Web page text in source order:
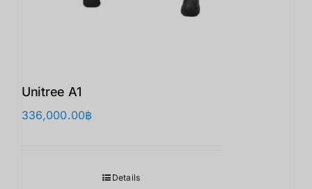
Unitree A1
336,000.00฿
Details